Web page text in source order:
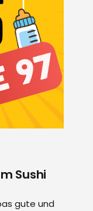
Sushi
gute und